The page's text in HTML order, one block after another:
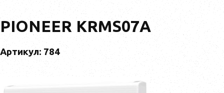
PIONEER KRMS07A
Артикул: 784